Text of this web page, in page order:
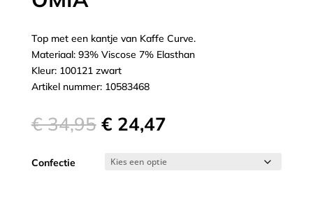
Top met een kantje van Kaffe Curve.
Materiaal: 93% Viscose 7% Elasthan
Kleur: 100121 zwart
Artikel nummer: 10583468
€34,95 Oorspronkelijke
prijs
was:
€ 34,95.
€ 24,47Huidige
is:
€ 24,47.
Confectie